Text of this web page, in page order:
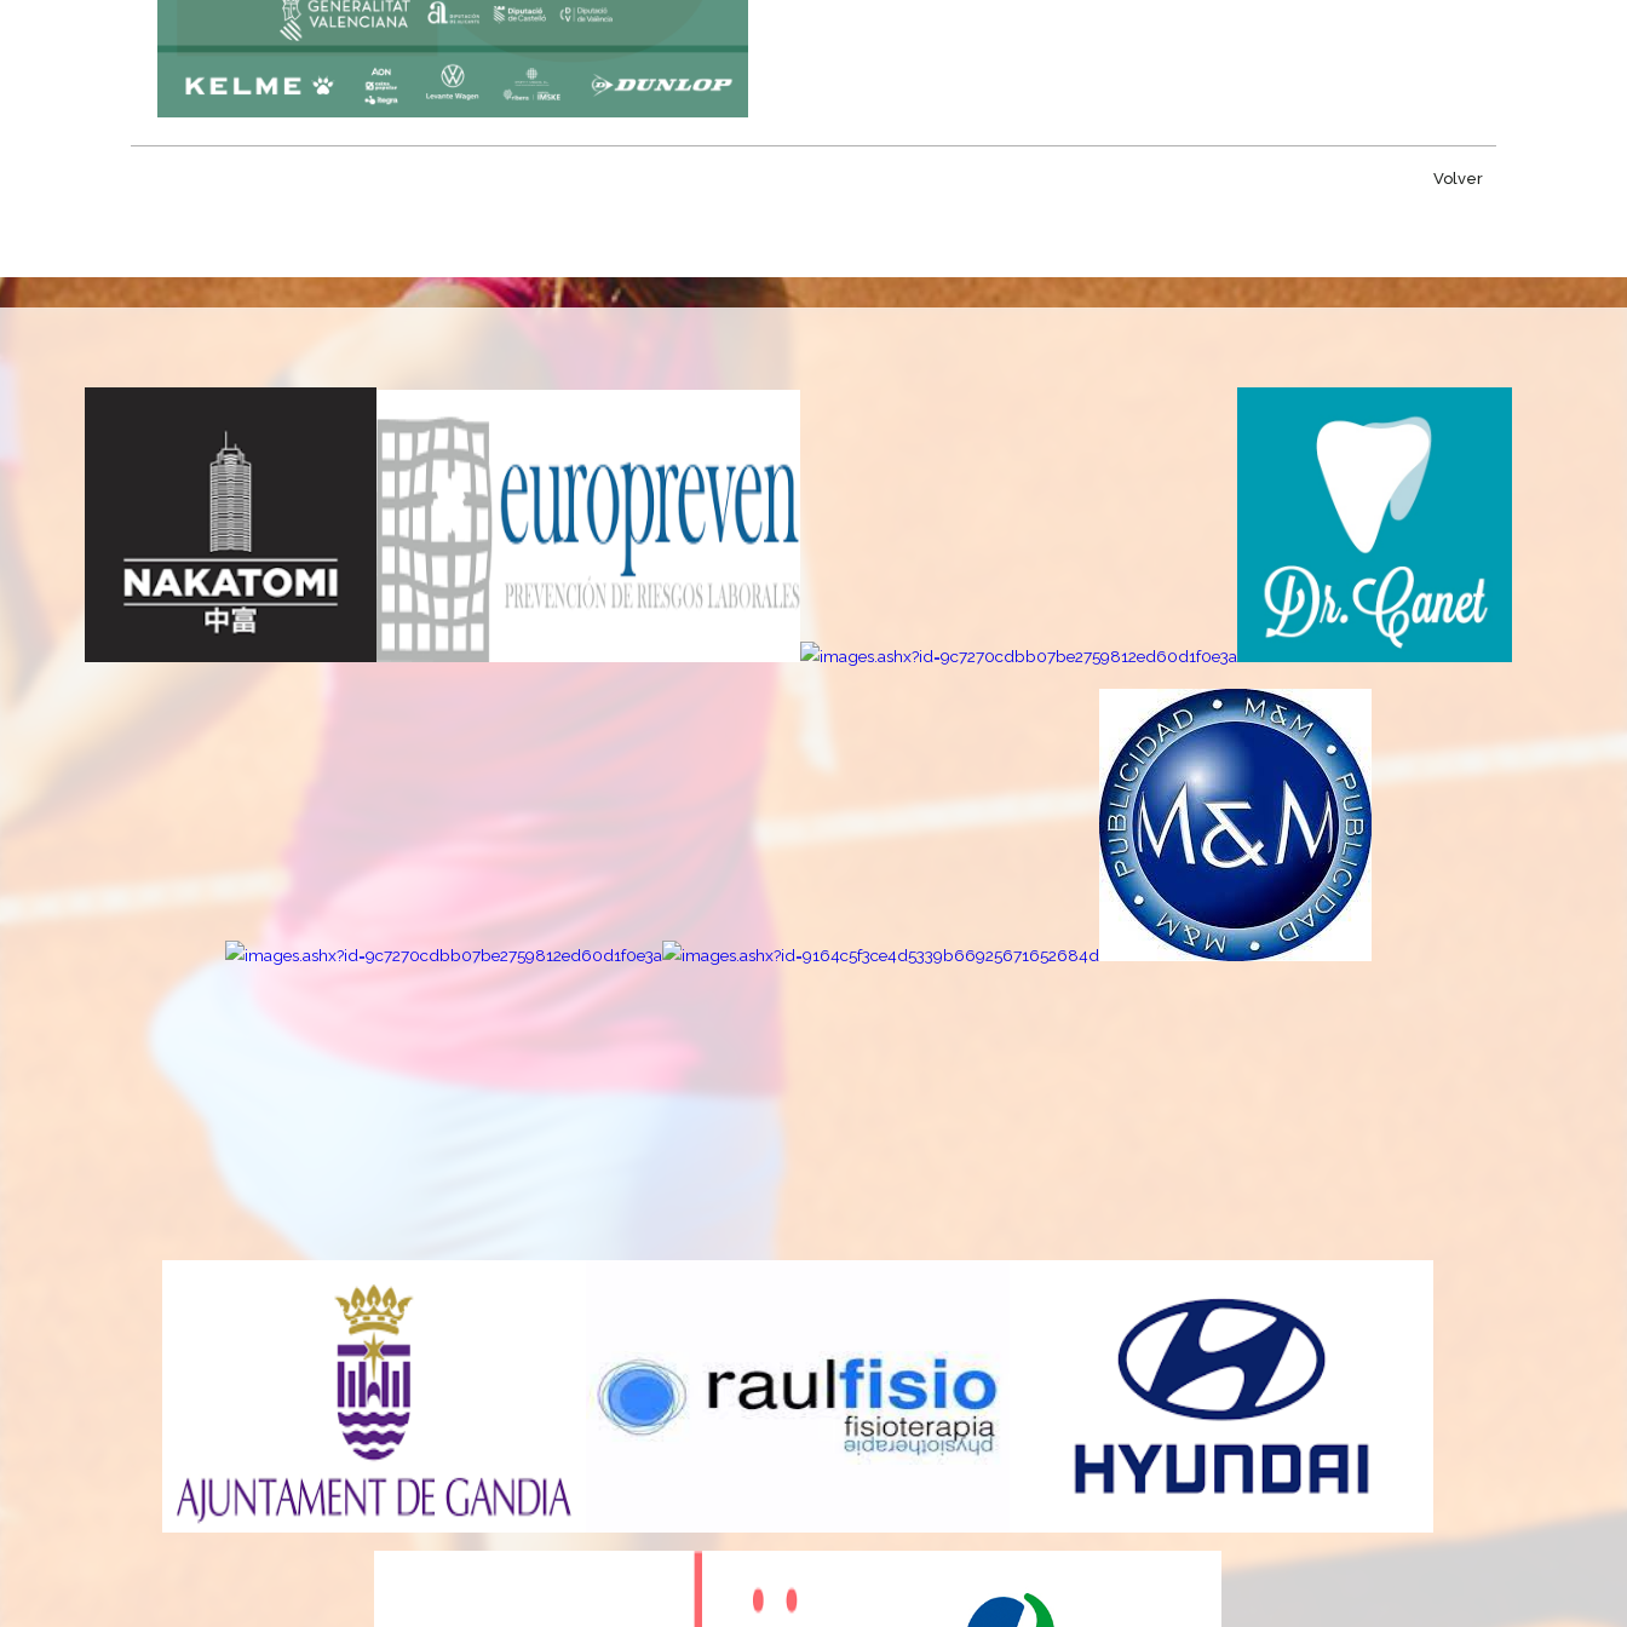
Volver